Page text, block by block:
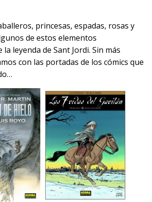
princesas, espadas, rosas y
de estos elementos
leyenda de Sant Jordi. Sin más
con las portadas de los cómics que